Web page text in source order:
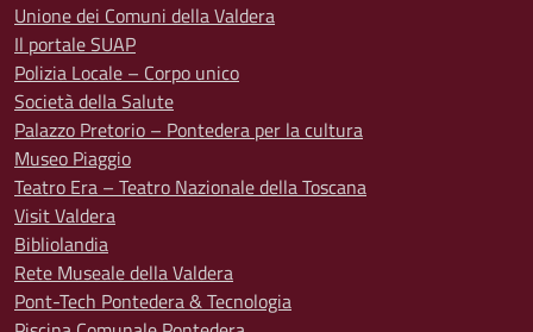
Unione dei Comuni della Valdera
Il portale SUAP
Polizia Locale – Corpo unico
Società della Salute
Palazzo Pretorio – Pontedera per la cultura
Museo Piaggio
Teatro Era – Teatro Nazionale della Toscana
Visit Valdera
Bibliolandia
Rete Museale della Valdera
Pont-Tech Pontedera & Tecnologia